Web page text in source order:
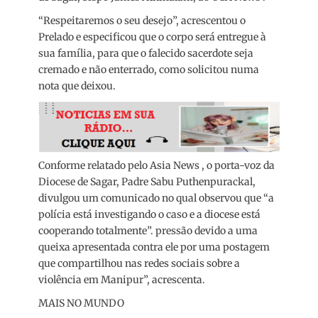
“Respeitaremos o seu desejo”, acrescentou o
Prelado e especificou que o corpo será entregue à
sua família, para que o falecido sacerdote seja
cremado e não enterrado, como solicitou numa
nota que deixou.
Conforme relatado pelo Asia News , o porta-voz da
Diocese de Sagar, Padre Sabu Puthenpurackal,
divulgou um comunicado no qual observou que “a
polícia está investigando o caso e a diocese está
cooperando totalmente”. pressão devido a uma
queixa apresentada contra ele por uma postagem
que compartilhou nas redes sociais sobre a
violência em Manipur”, acrescenta.
MAIS NO MUNDO